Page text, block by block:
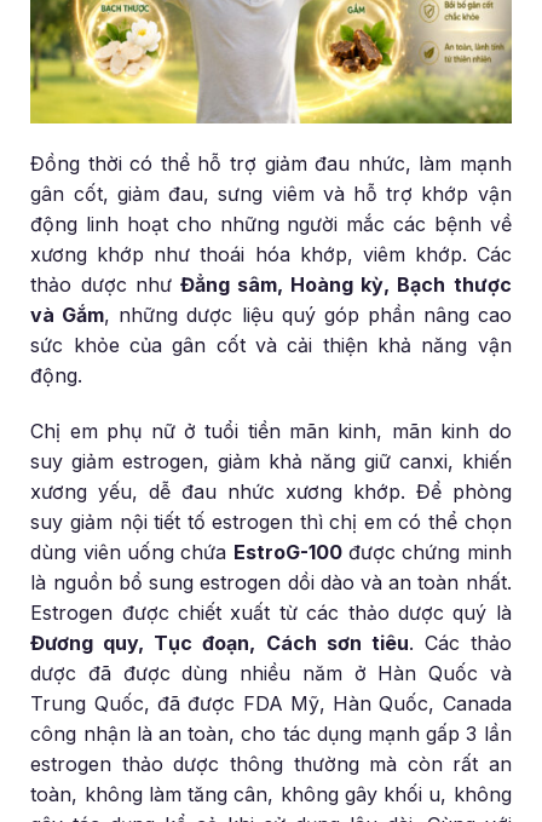
Đồng thời có thể hỗ trợ giảm đau nhức, làm mạnh
gân cốt, giảm đau, sưng viêm và hỗ trợ khớp vận
động linh hoạt cho những người mắc các bệnh về
xương khớp như thoái hóa khớp, viêm khớp. Các
thảo dược như Đẳng sâm, Hoàng kỳ, Bạch thược
và Gắm, những dược liệu quý góp phần nâng cao
sức khỏe của gân cốt và cải thiện khả năng vận
động.
Chị em phụ nữ ở tuổi tiền mãn kinh, mãn kinh do
suy giảm estrogen, giảm khả năng giữ canxi, khiến
xương yếu, dễ đau nhức xương khớp. Để phòng
suy giảm nội tiết tố estrogen thì chị em có thể chọn
dùng viên uống chứa EstroG-100được chứng minh
là nguồn bổ sung estrogen dồi dào và an toàn nhất.
Estrogen được chiết xuất từ các thảo dược quý là
Đương quy, Tục đoạn, Cách sơn tiêu. Các thảo
dược đã được dùng nhiều năm ở Hàn Quốc và
Trung Quốc, đã được FDA Mỹ, Hàn Quốc, Canada
công nhận là an toàn, cho tác dụng mạnh gấp 3 lần
estrogen thảo dược thông thường mà còn rất an
toàn, không làm tăng cân, không gây khối u, không